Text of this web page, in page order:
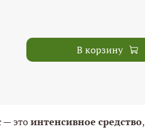
В корзину
— этоинтенсивное средство